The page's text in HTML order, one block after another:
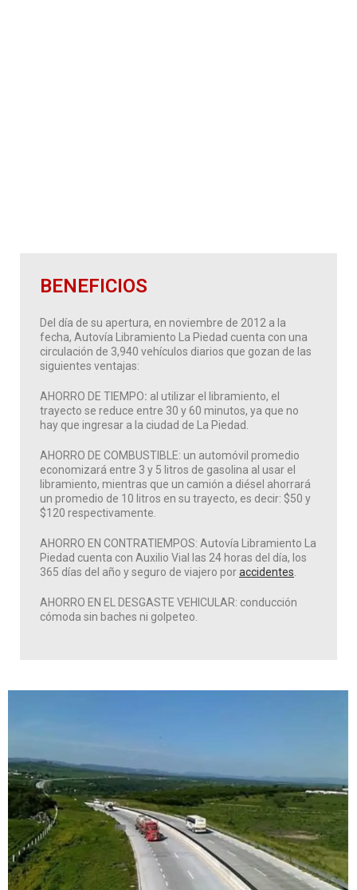
BENEFICIOS
Del día de su apertura, en noviembre de 2012 a la
fecha, Autovía Libramiento La Piedad cuenta con una
circulación de 3,940 vehículos diarios que gozan de las
siguientes ventajas:
AHORRO DE TIEMPO: al utilizar el libramiento, el
trayecto se reduce entre 30 y 60 minutos, ya que no
hay que ingresar a la ciudad de La Piedad.
AHORRO DE COMBUSTIBLE: un automóvil promedio
economizará entre 3 y 5 litros de gasolina al usar el
libramiento, mientras que un camión a diésel ahorrará
un promedio de 10 litros en su trayecto, es decir: $50 y
$120 respectivamente.
AHORRO EN CONTRATIEMPOS: Autovía Libramiento La
Piedad cuenta con Auxilio Vial las 24 horas del día, los
365 días del año y seguro de viajero poraccidentes
AHORRO EN EL DESGASTE VEHICULAR: conducción
cómoda sin baches ni golpeteo.